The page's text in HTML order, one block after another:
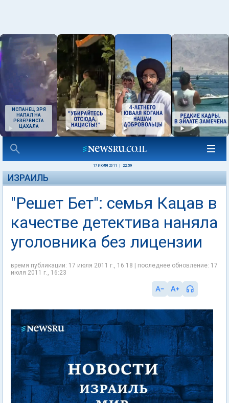
ИСПАНЕЦ ЗРЯ
НАПАЛ НА
РЕЗЕРВИСТА
ЦАХАЛА
17 ИЮЛЯ 2011 22:59
ИЗРАИЛЬ
"Решет Бет": семья Кацав в
качестве детектива наняла
уголовника без лицензии
время публикации: 17 июля 2011 г., 16:18 | последнее обновление: 17
июля 2011 г., 16:23